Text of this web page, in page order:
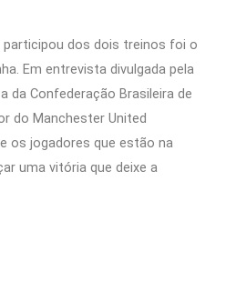
participou dos dois treinos foi o
Em entrevista divulgada pela
da Confederação Brasileira de
do Manchester United
os jogadores que estão na
uma vitória que deixe a